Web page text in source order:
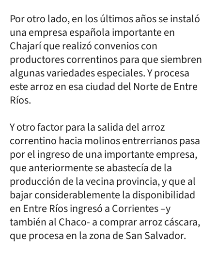
Por otro lado, en los últimos años se instaló
una empresa española importante en
Chajarí que realizó convenios con
productores correntinos para que siembren
algunas variedades especiales. Y procesa
este arroz en esa ciudad del Norte de Entre
Ríos.
Y otro factor para la salida del arroz
correntino hacia molinos entrerrianos pasa
por el ingreso de una importante empresa,
que anteriormente se abastecía de la
producción de la vecina provincia, y que al
bajar considerablemente la disponibilidad
en Entre Ríos ingresó a Corrientes –y
también al Chaco- a comprar arroz cáscara,
que procesa en la zona de San Salvador.